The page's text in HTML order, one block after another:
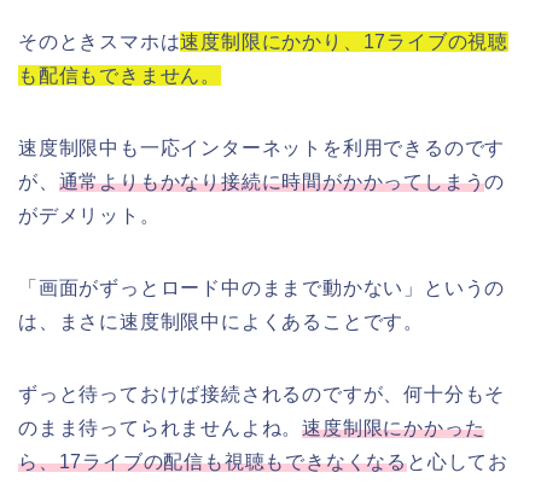
そのときスマホは速度制限にかかり、17ライブの視聴
も配信もできません。
速度制限中も一応インターネットを利用できるのです
が、 通常よりもかなり接続に時間がかかってしまうの
がデメリット。
「画面がずっとロード中のままで動かない」というの
は、まさに速度制限中によくあることです。
ずっと待っておけば接続されるのですが、何十分もそ
のまま待ってられませんよね。速度制限にかかった
ら、17ライブの配信も視聴もできなくなると心してお